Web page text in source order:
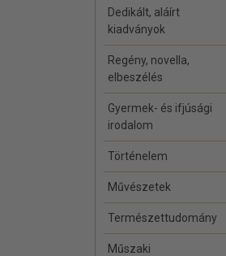
Dedikált, aláírt
kiadványok
Regény, novella,
elbeszélés
Gyermek- és ifjúsági
irodalom
Történelem
Művészetek
Természettudomány
Műszaki